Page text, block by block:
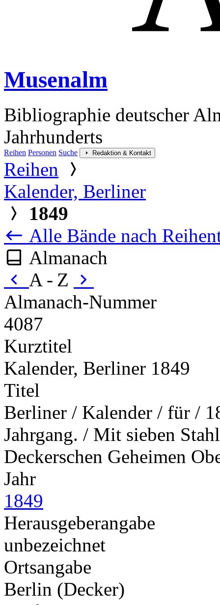
Musenalm
Bibliographie deutscher
Jahrhunderts
Reihen Personen Suche Redaktion & Kontakt
Reihen
Kalender, Berliner
1849
Alle Bände nach
Almanach
A - Z
Almanach-Nummer
4087
Kurztitel
Kalender, Berliner 1849
Titel
Berliner / Kalender / für /
Jahrgang. / Mit sieben
Deckerschen Geheimen
Jahr
1849
Herausgeberangabe
unbezeichnet
Ortsangabe
Berlin (Decker)